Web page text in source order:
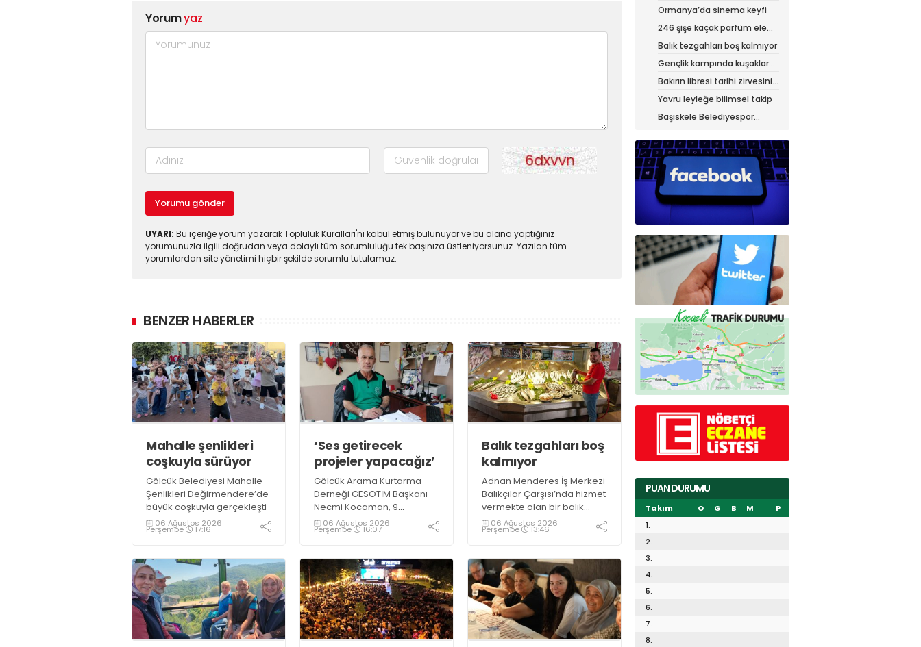
Yorumyaz
Yorumu gönder
UYARI: Bu içeriğe yorum yazarak Topluluk Kuralları'nı kabul etmiş bulunuyor ve bu alana yaptığınız
yorumunuzla ilgili doğrudan veya dolaylı tüm sorumluluğu tek başınıza üstleniyorsunuz. Yazılan tüm
yorumlardan site yönetimi hiçbir şekilde sorumlu tutulamaz.
BENZER HABERLER
Mahalle şenlikleri
coşkuyla sürüyor
Gölcük Belediyesi Mahalle
Şenlikleri Değirmendere’de
büyük coşkuyla gerçekleşti
06 Ağustos 2026
Perşembe 17:16
‘Ses getirecek
projeler yapacağız’
Gölcük Arama Kurtarma
Derneği GESOTİM Başkanı
Necmi Kocaman, 9
Ağustos’ta gerçekleşecek
sınavın ardından 4. Akredite
tamamlayacaklarını ifade
ederek açıklamalarda
bulundu. Kocaman,
“Gölcük’te ve Kocaeli
genelinde ses getirecek
projelerimizi tek tek hayata
geçireceğiz” dedi
06 Ağustos 2026
Perşembe 16:07
Balık tezgahları boş
kalmıyor
Adnan Menderes İş Merkezi
Balıkçılar Çarşısı’nda hizmet
vermekte olan bir balık
restoranının işletme
sahiplerinden Emrah
tezgahlarda taze balık
bulunduğunu ifade ederek
“Yıl boyunca tezgahlarda
taze balık bulmak mümkün
oluyor” dedi
06 Ağustos 2026
Perşembe 13:46
sürüyor
Ormanya’da sinema keyfi
246 şişe kaçak parfüm ele
geçirildi
Balık tezgahları boş kalmıyor
Gençlik kampında kuşaklar
buluştu
Bakırın libresi tarihi zirvesini
test ediyor
Yavru leyleğe bilimsel takip
Başiskele Belediyespor
PUAN DURUMU
Takım O G B M
P
1.
2.
3.
4.
5.
6.
7.
8.